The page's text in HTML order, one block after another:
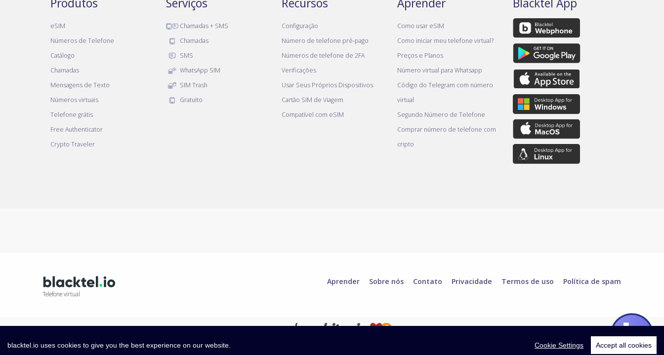
eSIM
Números de Telefone
Catálogo
Chamadas
Mensagens de Texto
Números virtuais
Telefone grátis
Free Authenticator
Crypto Traveler
Chamadas + SMS
Chamadas
SMS
WhatsApp SIM
SIM Trash
Gratuito
Configuração
Número de telefone pré-pago
Números de telefone de 2FA
Verificações
Usar Seus Próprios Dispositivos
Cartão SIM de Viagem
Compatível com eSIM
Como usar eSIM
Como iniciar meu telefone virtual?
Preços e Planos
Número virtual para Whatsapp
Código do Telegram com número
virtual
Segundo Número de Telefone
Comprar número de telefone com
cripto
Telefone virtual
Aprender Sobre nós Contato Privacidade Termos de uso Política de spam
blacktel.io uses cookies to give you the best experience on our website. Cookie Settings Accept all cookies